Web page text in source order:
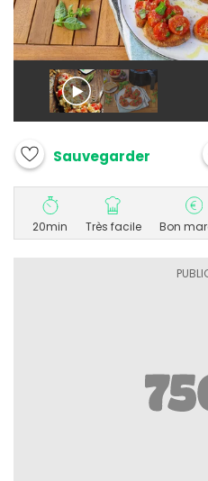
Sauvegarder
20min Très facile Bon